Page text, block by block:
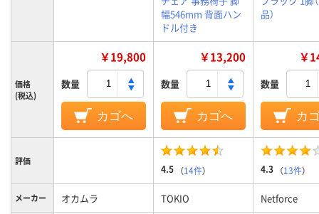
幅546mm 背面ハン
ドル付き
品）
価格
(税込)
￥19,800
数量
カゴへ
￥13,200
数量
カゴへ
￥
数量
カ
評価
4.5 （14件） 4.3 （13件）
メーカー オカムラ TOKIO Netforce